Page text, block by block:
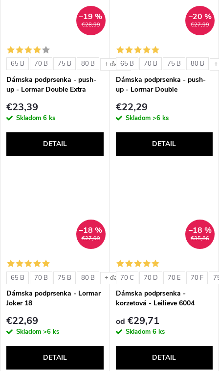
€28,99
–19 %
65 B 70 B 75 B 80 B + ďalšie
Dámska podprsenka - push-
up - Lormar Double Extra
€23,39
Skladom 6 ks
DETAIL
€27,99
–20 %
65 B 70 B 75 B 80 B
Dámska podprsenka - push-
up - Lormar Double
€22,29
Skladom >6 ks
DETAIL
€27,99
–18 %
65 B 70 B 75 B 80 B + ďalšie
Dámska podprsenka - Lormar
Joker 18
€22,69
Skladom >6 ks
DETAIL
€35,86
–18 %
70 C 70 D 70 E 70 F
Dámska podprsenka -
korzetová - Leilieve 6004
od €29,71
Skladom 6 ks
DETAIL